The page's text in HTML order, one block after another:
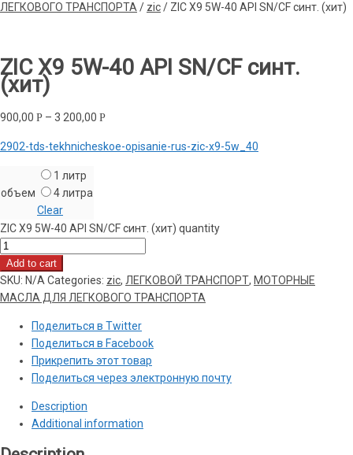
ЛЕГКОВОГО ТРАНСПОРТА / zic/ ZIC X9 5W-40 API SN/CF синт. (хит)
ZIC X9 5W-40 API SN/CF синт.
(хит)
900,00 Р – 3 200,00 Р
2902-tds-tekhnicheskoe-opisanie-rus-zic-x9-5w_40
объем
1 литр
4 литра
Clear
ZIC X9 5W-40 API SN/CF синт. (хит) quantity
Add to cart
SKU: N/A Categories: zic, ЛЕГКОВОЙ ТРАНСПОРТ, МОТОРНЫЕ
МАСЛА ДЛЯ ЛЕГКОВОГО ТРАНСПОРТА
Поделиться в Twitter
Поделиться в Facebook
Прикрепить этот товар
Поделиться через электронную почту
Description
Additional information